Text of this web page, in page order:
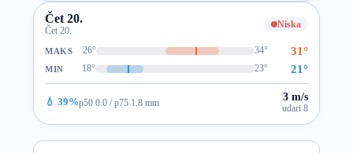
Čet 20.
Čet 20.
Niska
MAKS 26° 34° 31°
MIN 18° 23° 21°
💧 39%p50 0.0 / p75 1.8 mm 3 m/s
udari 8